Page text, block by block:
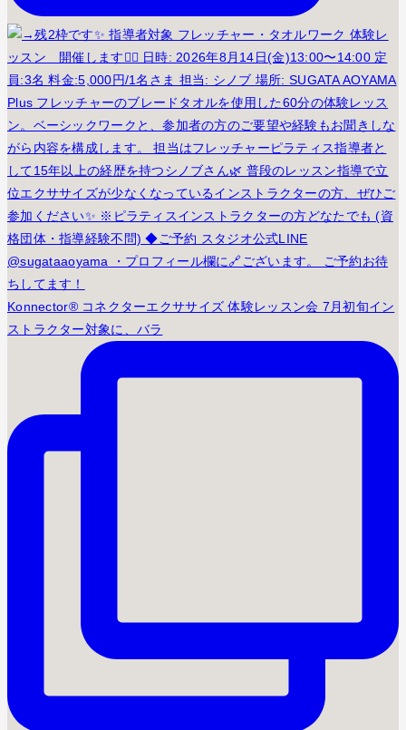
Konnector® コネクターエクササイズ 体験レッスン会 7月初旬イン
ストラクター対象に、バラ